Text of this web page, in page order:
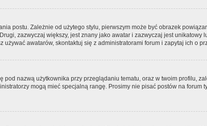
postu. Zależnie od użytego stylu, pierwszym może być obrazek
zazwyczaj większy, jest znany jako awatar i zazwyczaj jest
awatarów, skontaktuj się z administratorami forum i zapytaj ich o
nazwą użytkownika przy przeglądaniu tematu, oraz w twoim profilu,
mogą mieć specjalną rangę. Prosimy nie pisać postów na